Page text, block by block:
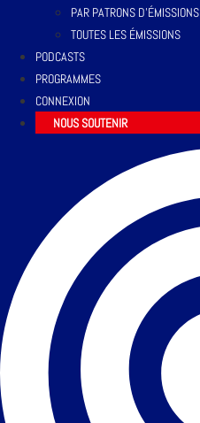
PAR PATRONS D’ÉMISSIONS
TOUTES LES ÉMISSIONS
PODCASTS
PROGRAMMES
CONNEXION
NOUS SOUTENIR